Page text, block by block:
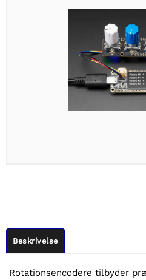
Beskrivelse
Rotationsencodere tilbyder